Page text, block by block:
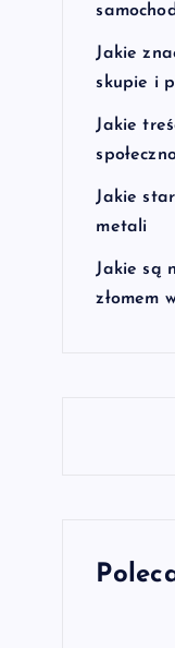
Jakie
skupie i
Jakie
Jakie
metali
Jakie są
złomem